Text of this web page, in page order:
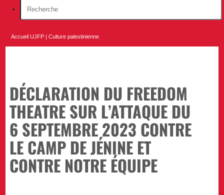
Accueil UJFP |Culture palestinienne
DÉCLARATION DU FREEDOM
THEATRE SUR L’ATTAQUE DU
6 SEPTEMBRE 2023 CONTRE
LE CAMP DE JÉNINE ET
CONTRE NOTRE ÉQUIPE